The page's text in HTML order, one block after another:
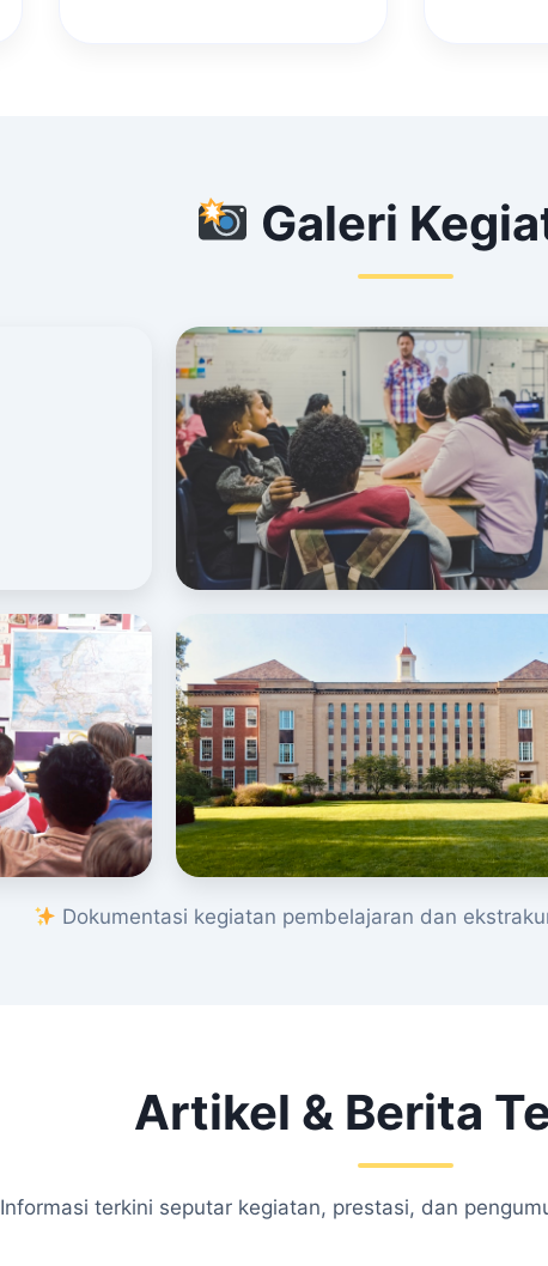
Galeri
Dokumentasi kegiatan pembelajaran dan
Artikel & Berita
Informasi terkini seputar kegiatan, prestasi, dan